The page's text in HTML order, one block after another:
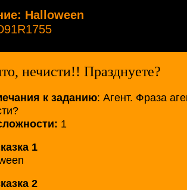
Halloween
нечисти!! Празднуете?
к заданию: Агент. Фраза
1
1
2